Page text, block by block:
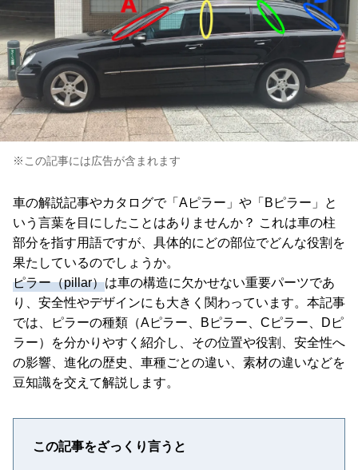
※この記事には広告が含まれます
車の解説記事やカタログで「Aピラー」や「Bピラー」と
いう言葉を目にしたことはありませんか？ これは車の柱
部分を指す用語ですが、具体的にどの部位でどんな役割を
果たしているのでしょうか。
ピラー（pillar）は車の構造に欠かせない重要パーツであ
り、安全性やデザインにも大きく関わっています。本記事
では、ピラーの種類（Aピラー、Bピラー、Cピラー、Dピ
ラー）を分かりやすく紹介し、その位置や役割、安全性へ
の影響、進化の歴史、車種ごとの違い、素材の違いなどを
豆知識を交えて解説します。
この記事をざっくり言うと